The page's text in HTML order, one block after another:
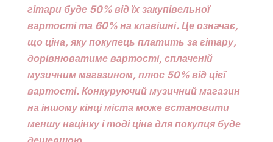
гітари буде 50% від їх закупівельної
вартості та 60% на клавішні. Це означає,
що ціна, яку покупець платить за гітару,
дорівнюватиме вартості, сплаченій
музичним магазином, плюс 50% від цієї
вартості. Конкуруючий музичний магазин
на іншому кінці міста може встановити
меншу націнку і тоді ціна для покупця буде